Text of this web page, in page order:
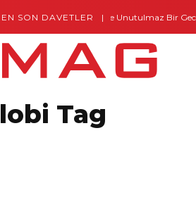
EN SON DAVETLERGaziantep’te Unutulmaz Bir Gece –
lobi Tag